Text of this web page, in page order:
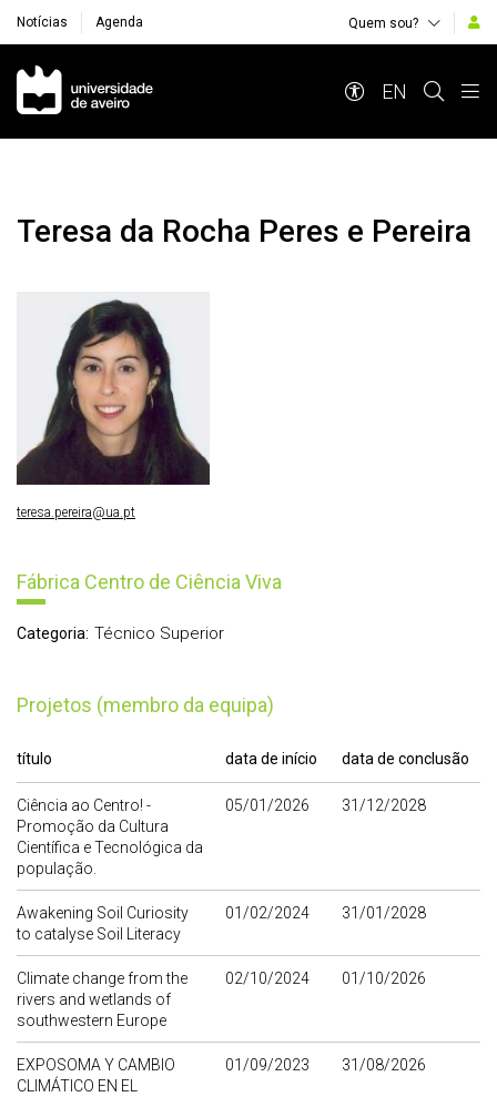
Notícias Agenda Quem sou?
Navegação Principal
EN
Teresa da Rocha Peres e Pereira
Fábrica Centro de Ciência Viva
Categoria: Técnico Superior
Projetos (membro da equipa)
título data de início data de conclusão
Ciência ao Centro! -
Promoção da Cultura
Científica e Tecnológica da
população.
05/01/2026 31/12/2028
Awakening Soil Curiosity
to catalyse Soil Literacy
01/02/2024 31/01/2028
Climate change from the
rivers and wetlands of
southwestern Europe
02/10/2024 01/10/2026
EXPOSOMA Y CAMBIO
CLIMÁTICO EN EL
01/09/2023 31/08/2026
teresa.pereira@ua.pt